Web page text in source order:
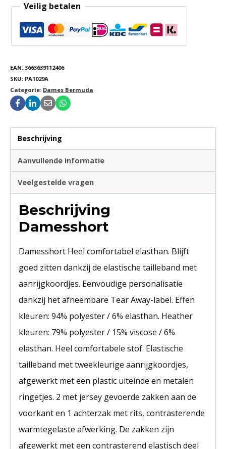
Veilig betalen
EAN: 3663639112406
SKU: PA1029A
Categorie: Dames Bermuda
Beschrijving
Aanvullende informatie
Veelgestelde vragen
Beschrijving
Damesshort
Damesshort Heel comfortabel elasthan. Blijft
goed zitten dankzij de elastische tailleband met
aanrijgkoordjes. Eenvoudige personalisatie
dankzij het afneembare Tear Away-label. Effen
kleuren: 94% polyester / 6% elasthan. Heather
kleuren: 79% polyester / 15% viscose / 6%
elasthan. Heel comfortabele stof. Elastische
tailleband met tweekleurige aanrijgkoordjes,
afgewerkt met een plastic uiteinde en metalen
ringetjes. 2 met jersey gevoerde zakken aan de
voorkant en 1 achterzak met rits, contrasterende
warmtegelaste afwerking. De zakken zijn
afgewerkt met een contrasterend elastisch deel